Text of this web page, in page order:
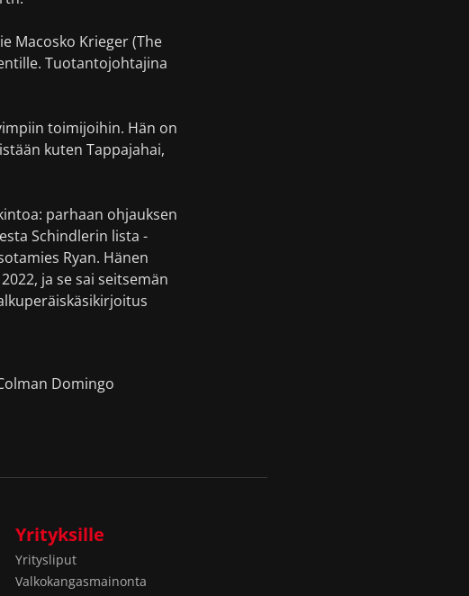
Macosko Krieger (The
Tuotantojohtajina
toimijoihin. Hän on
kuten Tappajahai,
parhaan ohjauksen
Schindlerin lista -
Ryan. Hänen
ja se sai seitsemän
Domingo
Yrityksille
Yritysliput
Valkokangasmainonta